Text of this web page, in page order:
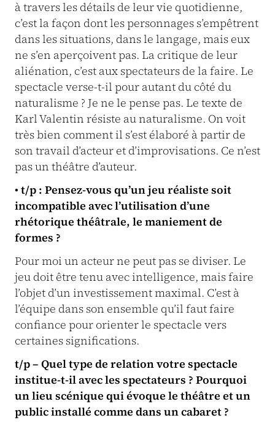
à travers les détails de leur vie quotidienne,
c’est la façon dont les personnages s’empêtrent
dans les situations, dans le langage, mais eux
ne s’en aperçoivent pas. La critique de leur
aliénation, c’est aux spectateurs de la faire. Le
spectacle verse-t-il pour autant du côté du
naturalisme ? Je ne le pense pas. Le texte de
Karl Valentin résiste au naturalisme. On voit
très bien comment il s’est élaboré à partir de
son travail d’acteur et d’improvisations. Ce n’est
pas un théâtre d’auteur.
• t/p : Pensez-vous qu’un jeu réaliste soit
incompatible avec l’utilisation d’une
rhétorique théâtrale, le maniement de
formes ?
Pour moi un acteur ne peut pas se diviser. Le
jeu doit être tenu avec intelligence, mais faire
l’objet d’un investissement maximal. C’est à
l’équipe dans son ensemble qu’il faut faire
confiance pour orienter le spectacle vers
certaines significations.
t/p – Quel type de relation votre spectacle
institue-t-il avec les spectateurs ? Pourquoi
un lieu scénique qui évoque le théâtre et un
public installé comme dans un cabaret ?